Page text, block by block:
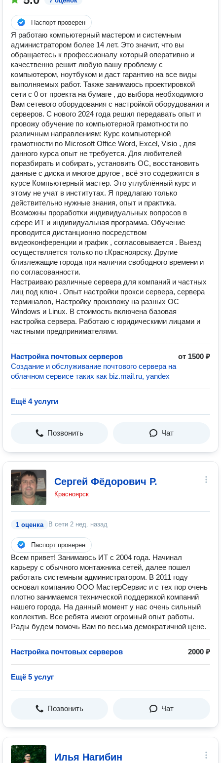
Паспорт проверен
Я работаю компьютерный мастером и системным
администратором более 14 лет. Это значит, что вы
обращаетесь к профессионалу который оперативно и
качественно решит любую вашу проблему с
компьютером, ноутбуком и даст гарантию на все виды
выполняемых работ. Также занимаюсь проектировкой
сети с 0 от проекта на бумаге , до выбора необходимого
Вам сетевого оборудования с настройкой оборудования и
серверов. С нового 2024 года решил передавать опыт и
провожу обучение по компьютерной грамотности по
различным направлениям: Курс компьютерной
грамотности по Microsoft Office Word, Excel, Visio , для
данного курса опыт не требуется. Для любителей
поразбирать и собирать, установить ОС, восстановить
данные с диска и многое другое , всё это содержится в
курсе Компьютерный мастер. Это углублённый курс и
этому не учат в институтах. Я предлагаю только
действительно нужные знания, опыт и практика.
Возможны проработки индивидуальных вопросов в
сфере ИТ и индивидуальная программа. Обучение
проводится дистанционно посредством
видеоконференции и график , согласовывается . Выезд
осуществляется только по г.Красноярску. Другие
близлежащие города при наличии свободного времени и
по согласованности.
Настраиваю различные сервера для компаний и частных
лиц под ключ . Опыт настройки прокси сервера, сервера
терминалов, Настройку произвожу на разных ОС
Windows и Linux. В стоимость включена базовая
настройка сервера. Работаю с юридическими лицами и
частными предпринимателями.
Настройка почтовых серверов
от 1500 ₽
Создание и обслуживание почтового сервера на
облачном сервисе таких как biz.mail.ru, yandex
Ещё 4 услуги
Позвонить Чат
Сергей Фёдорович Р.
Красноярск
1 оценка В сети 2 нед. назад
Паспорт проверен
Всем привет! Занимаюсь ИТ с 2004 года. Начинал
карьеру с обычного монтажника сетей, далее пошел
работать системным администратором. В 2011 году
основал компанию ООО МастерСервис и с тех пор очень
плотно занимаемся технической поддержкой компаний
нашего города. На данный момент у нас очень сильный
коллектив. Все ребята имеют огромный опыт работы.
Рады будем помочь Вам по весьма демократичной цене.
Настройка почтовых серверов 2000 ₽
Ещё 5 услуг
Позвонить Чат
Илья Нагибин